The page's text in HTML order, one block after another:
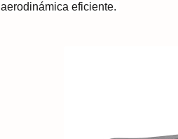
aerodinámica eficiente.